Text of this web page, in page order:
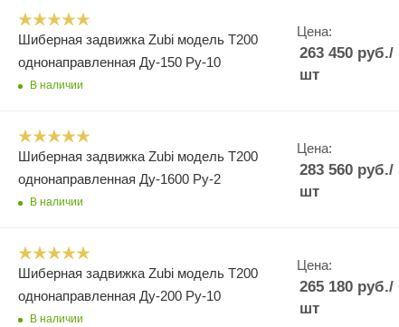
Шиберная задвижка Zubi модель Т200
однонаправленная Ду-150 Ру-10
В наличии
Цена:
263 450руб./
шт
Шиберная задвижка Zubi модель Т200
однонаправленная Ду-1600 Ру-2
В наличии
Цена:
283 560руб./
шт
Шиберная задвижка Zubi модель Т200
однонаправленная Ду-200 Ру-10
В наличии
Цена:
265 180руб./
шт